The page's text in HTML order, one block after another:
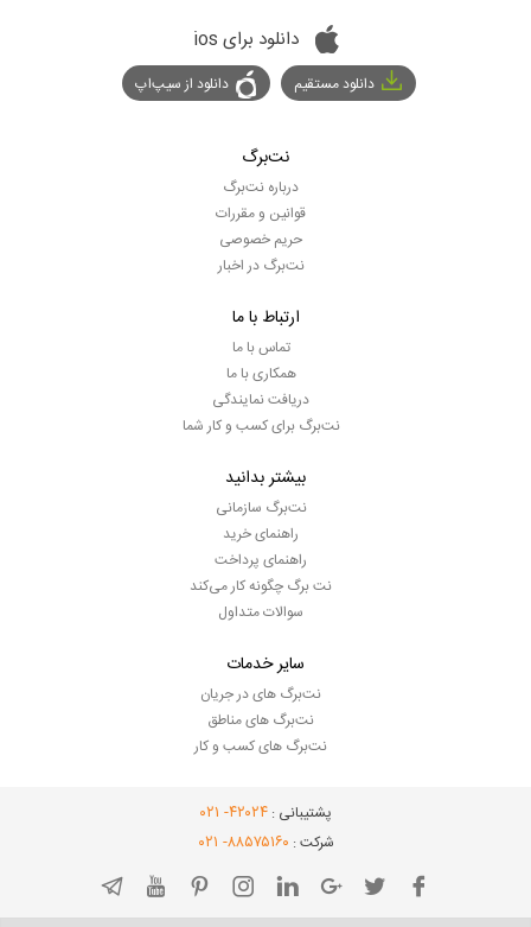
دانلود برای ios
دانلود مستقیم دانلود از سیپ‌اپ
نت‌برگ
درباره نت‌برگ
قوانین و مقررات
حریم خصوصی
نت‌برگ در اخبار
ارتباط با ما
تماس با ما
همکاری با ما
دریافت نمایندگی
نت‌برگ برای کسب و کار شما
بیشتر بدانید
نت‌برگ سازمانی
راهنمای خرید
راهنمای پرداخت
نت برگ چگونه کار می‌کند
سوالات متداول
سایر خدمات
نت‌برگ های در جریان
نت‌برگ های مناطق
نت‌برگ های کسب و کار
پشتیبانی : ۴۲۰۲۴- ۰۲۱
شرکت : ۸۸۵۷۵۱۶۰- ۰۲۱